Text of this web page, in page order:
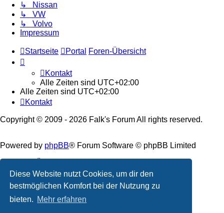
Diese Website nutzt Cookies, um dir den
bestmöglichen Komfort bei der Nutzung zu
bieten. Mehr erfahren
↳ Nissan
↳ VW
↳ Volvo
Impressum
Startseite Portal Foren-Übersicht
Kontakt
Alle Zeiten sind UTC+02:00
Alle Zeiten sind UTC+02:00
Kontakt
Copyright © 2009 - 2026 Falk's Forum All rights reserved.
Powered by phpBB® Forum Software © phpBB Limited
Deutsche Übersetzung durch
Datenschutz |Nutzungsbedingungen